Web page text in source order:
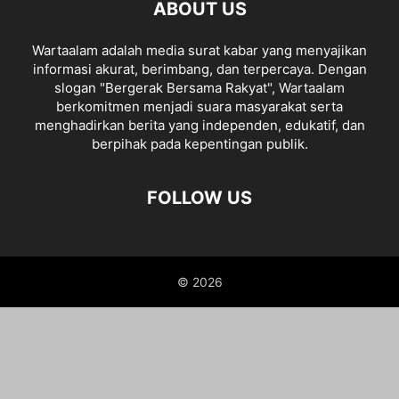
ABOUT US
Wartaalam adalah media surat kabar yang menyajikan
informasi akurat, berimbang, dan terpercaya. Dengan
slogan "Bergerak Bersama Rakyat", Wartaalam
berkomitmen menjadi suara masyarakat serta
menghadirkan berita yang independen, edukatif, dan
berpihak pada kepentingan publik.
FOLLOW US
© 2026